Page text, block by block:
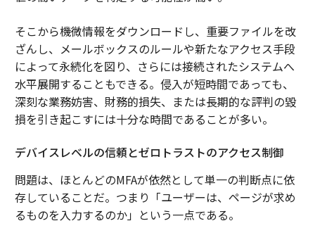
そこから機微情報をダウンロードし、重要ファイルを改
ざんし、メールボックスのルールや新たなアクセス手段
によって永続化を図り、さらには接続されたシステムへ
水平展開することもできる。侵入が短時間であっても、
深刻な業務妨害、財務的損失、または長期的な評判の毀
損を引き起こすには十分な時間であることが多い。
デバイスレベルの信頼とゼロトラストのアクセス制御
問題は、ほとんどのMFAが依然として単一の判断点に依
存していることだ。つまり「ユーザーは、ページが求め
るものを入力するのか」という一点である。